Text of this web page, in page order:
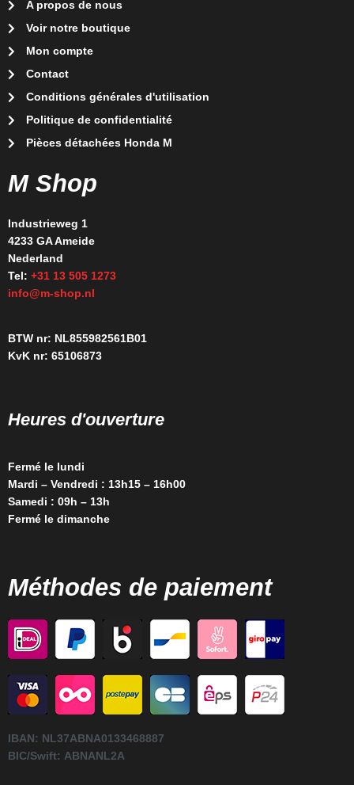
A propos de nous
Voir notre boutique
Mon compte
Contact
Conditions générales d'utilisation
Politique de confidentialité
Pièces détachées Honda M
M Shop
Industrieweg 1
4233 GA Ameide
Nederland
Tel: +31 13 505 1273
info@m-shop.nl
BTW nr: NL855982561B01
KvK nr: 65106873
Heures d'ouverture
Fermé le lundi
Mardi – Vendredi : 13h15 – 16h00
Samedi : 09h – 13h
Fermé le dimanche
Méthodes de paiement
IBAN: NL37ABNA0133468887
BIC/Swift: ABNANL2A